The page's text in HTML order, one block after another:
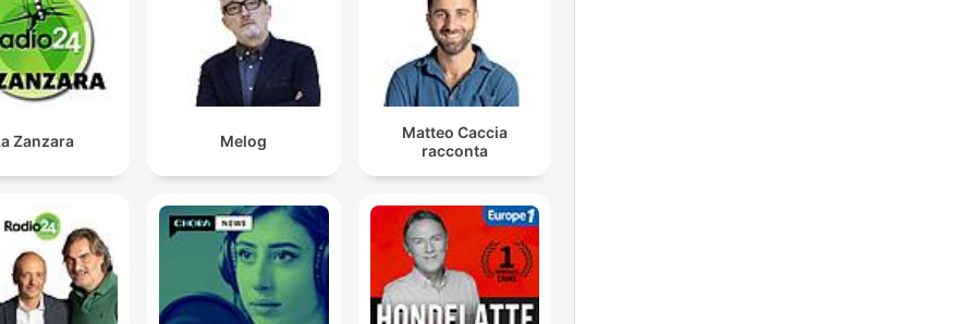
3 แต่หมอสรณะใช้สิทธิ์ขาดเป็น 3 ต่อ 2 เพื่อรับทราบการรวม
ธุรกิจ
01:13:01 · การวิพากษ์วิจารณ์การใช้อำนาจหน้าที่ของประธาน กสทช.
ในการตัดสินใจเรื่องสำคัญที่ส่งผลกระทบต่อการแข่งขันในอุตสาหกรรม
โทรคมนาคม
เรื่องไปส่งให้พระบาทสมเด็จพระเจ้าอยู่หัวโปรดเกล้าฯ ลงมา
01:22:06 · การอธิบายถึงกลไกทางกฎหมายและอำนาจทางการเมืองที่
เกี่ยวข้องกับการพ้นจากตำแหน่งของประธาน กสทช.
Zanzara Melog
Matteo Caccia
racconta